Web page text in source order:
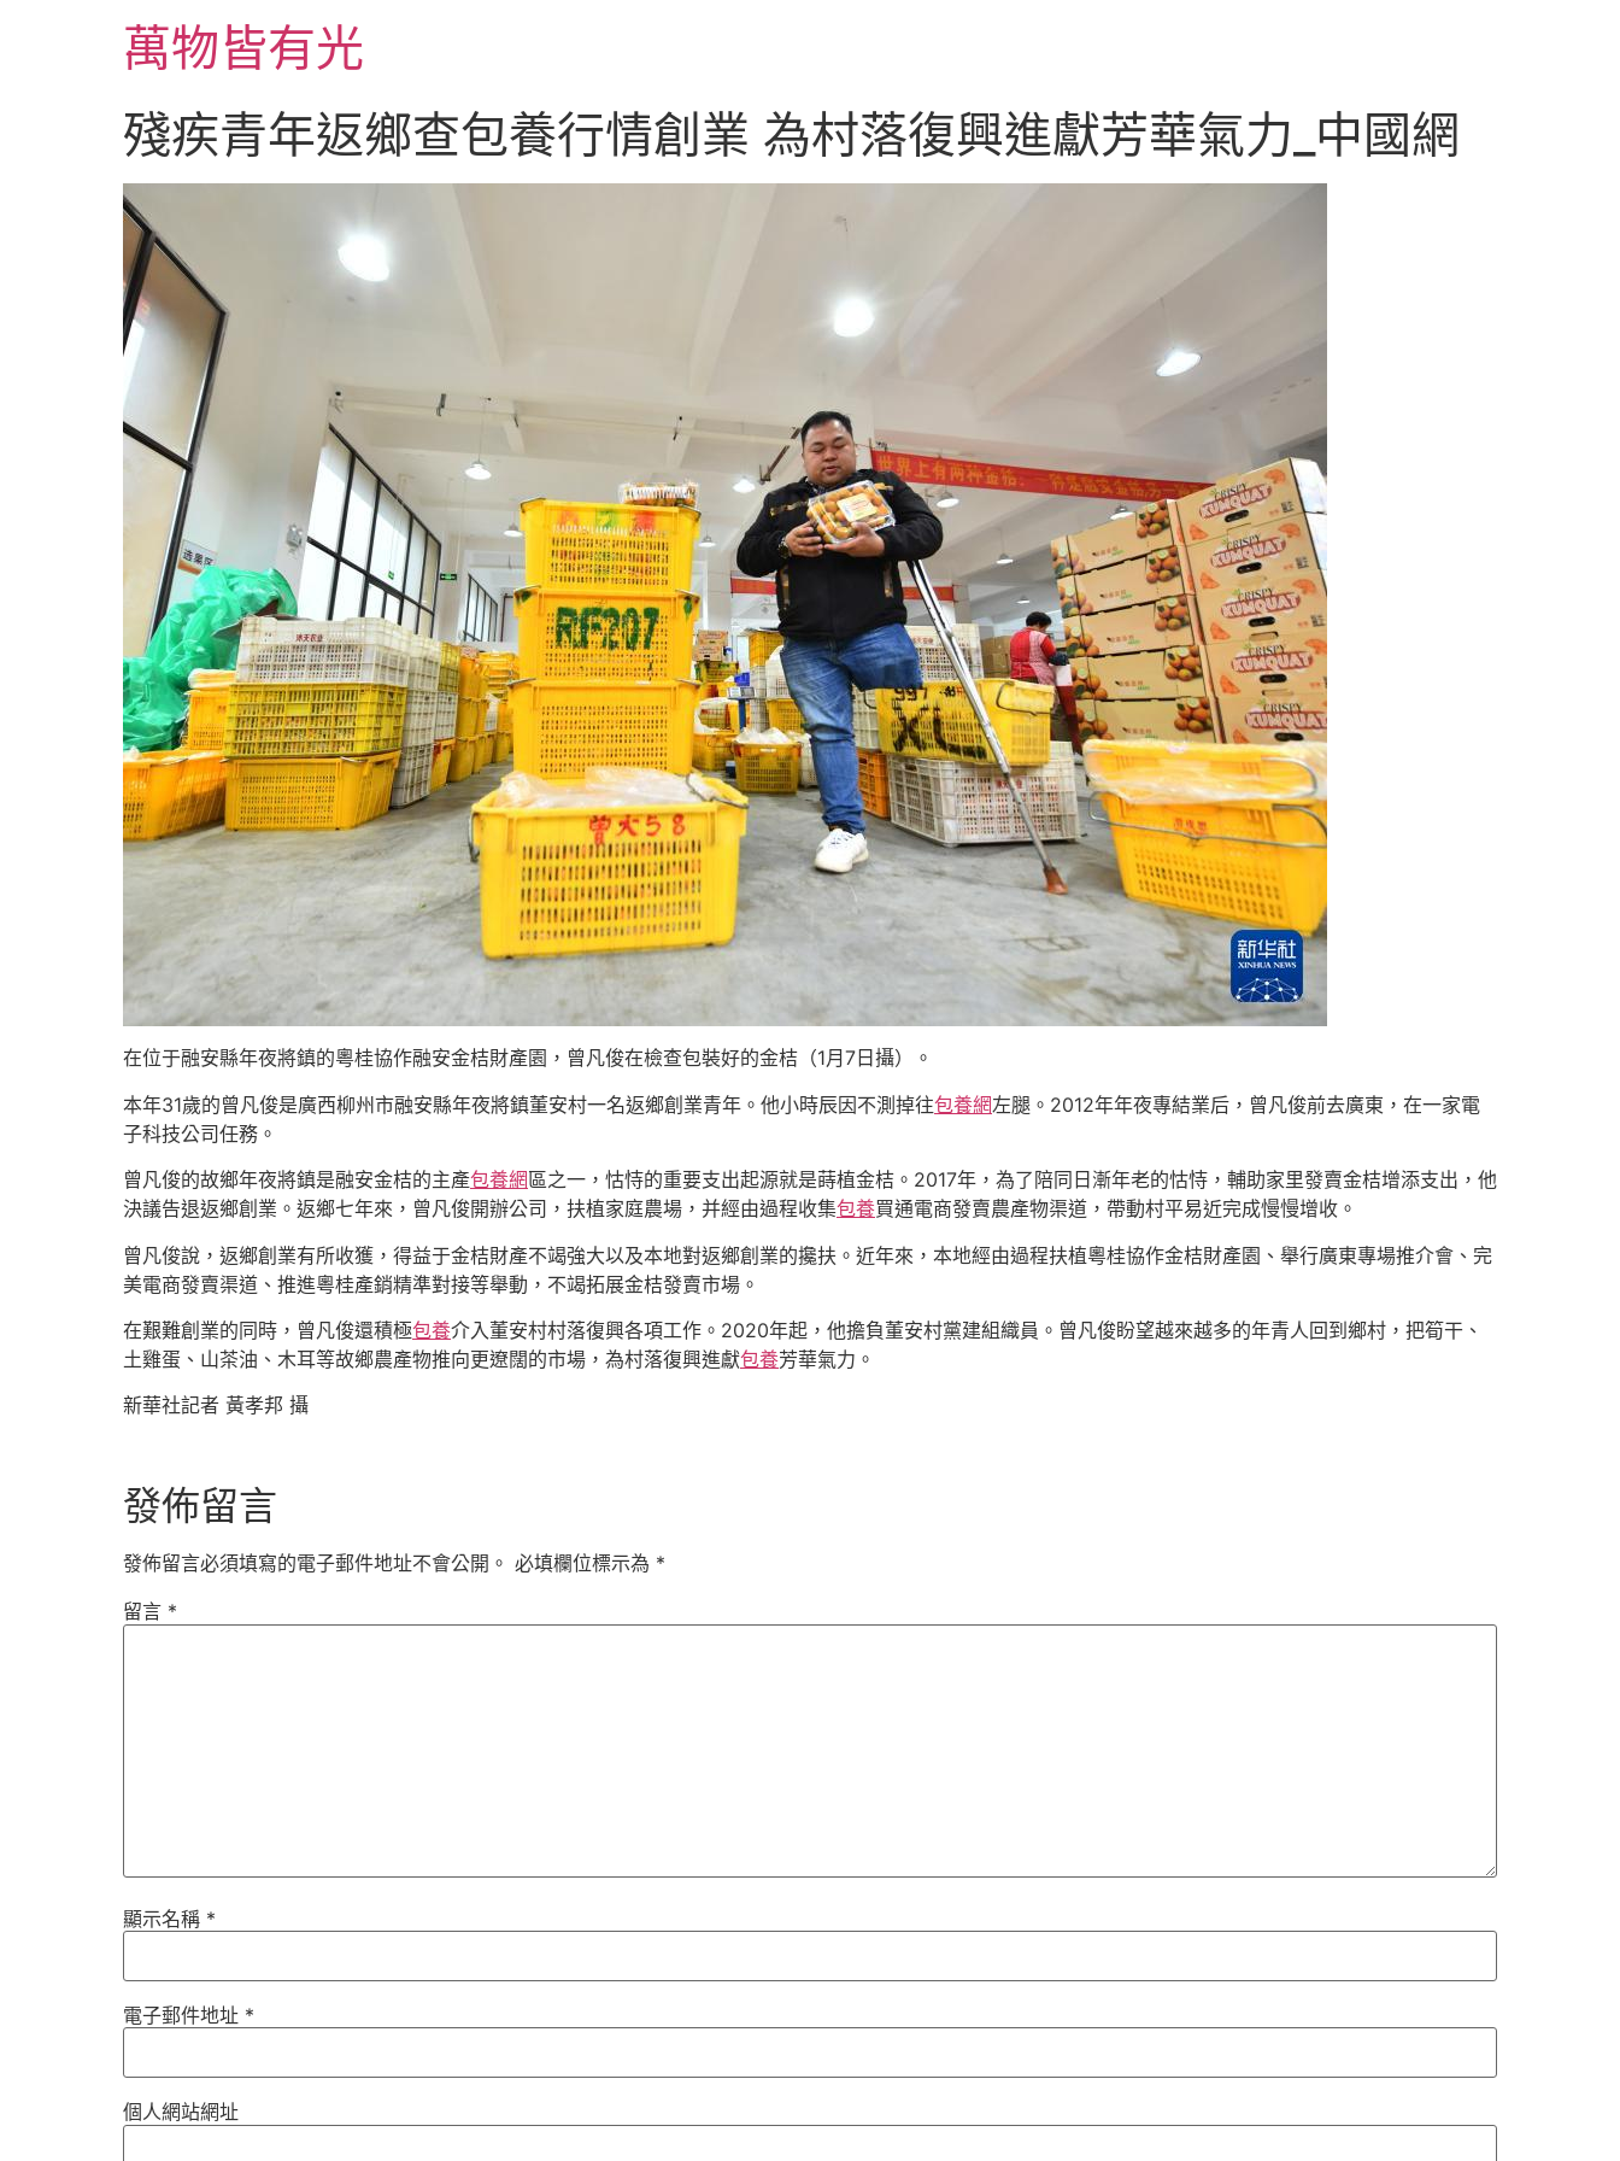
萬物皆有光
殘疾青年返鄉查包養行情創業 為村落復興進獻芳華氣力_中國網
在位于融安縣年夜將鎮的粵桂協作融安金桔財產園，曾凡俊在檢查包裝好的金桔（1月7日攝）。
本年31歲的曾凡俊是廣西柳州市融安縣年夜將鎮董安村一名返鄉創業青年。他小時辰因不測掉往包養網左腿。2012年年夜專結業后，曾凡俊前去廣東，在一家電
子科技公司任務。
曾凡俊的故鄉年夜將鎮是融安金桔的主產包養網區之一，怙恃的重要支出起源就是蒔植金桔。2017年，為了陪同日漸年老的怙恃，輔助家里發賣金桔增添支出，他
決議告退返鄉創業。返鄉七年來，曾凡俊開辦公司，扶植家庭農場，并經由過程收集包養買通電商發賣農產物渠道，帶動村平易近完成慢慢增收。
曾凡俊說，返鄉創業有所收獲，得益于金桔財產不竭強大以及本地對返鄉創業的攙扶。近年來，本地經由過程扶植粵桂協作金桔財產園、舉行廣東專場推介會、完
美電商發賣渠道、推進粵桂產銷精準對接等舉動，不竭拓展金桔發賣市場。
在艱難創業的同時，曾凡俊還積極包養介入董安村村落復興各項工作。2020年起，他擔負董安村黨建組織員。曾凡俊盼望越來越多的年青人回到鄉村，把筍干、
土雞蛋、山茶油、木耳等故鄉農產物推向更遼闊的市場，為村落復興進獻包養芳華氣力。
新華社記者 黃孝邦 攝
發佈留言
發佈留言必須填寫的電子郵件地址不會公開。 必填欄位標示為 *
留言 *
顯示名稱 *
電子郵件地址 *
個人網站網址